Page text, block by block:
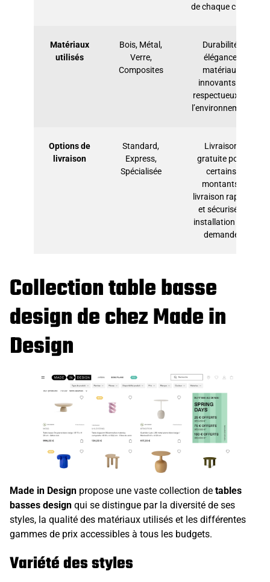
de chaque client
Matériaux
utilisés
Bois, Métal,
Verre,
Composites
Durabilité,
élégance,
matériaux
innovants et
respectueux de
l’environnement
Options de
livraison
Standard,
Express,
Spécialisée
Livraison
gratuite pour
certains
montants,
livraison rapide
et sécurisée,
installation sur
demande
Collection table basse
design de chez Made in
Design
Made in Design propose une vaste collection de tables
basses design qui se distingue par la diversité de ses
styles, la qualité des matériaux utilisés et les différentes
gammes de prix accessibles à tous les budgets.
Variété des styles